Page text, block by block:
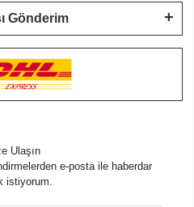
Gönderim
Ulaşın
e-posta ile haberdar
istiyorum.